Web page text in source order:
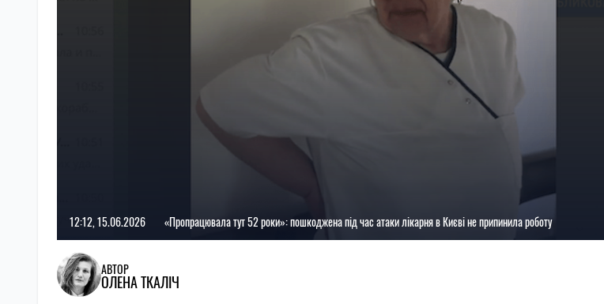
12:12, 15.06.2026 «Пропрацювала тут 52 роки»: пошкоджена під час атаки лікарня в Києві не припинила роботу
АВТОР
ОЛЕНА ТКАЛІЧ